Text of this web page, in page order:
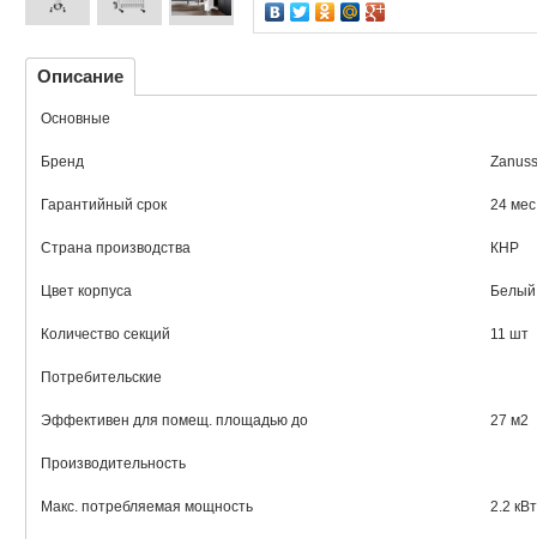
Описание
Основные
Бренд
Гарантийный срок 24 мес
Страна производства КНР
Цвет корпуса Белый
Количество секций 11 шт
Потребительские
Эффективен для помещ. площадью до 27 м2
Производительность
Макс. потребляемая мощность 2.2 кВт